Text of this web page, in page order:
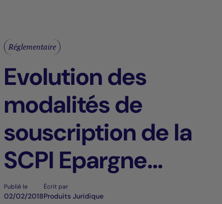
Réglementaire
Evolution des
modalités de
souscription de la
SCPI Epargne
Foncière
Publié le
02/02/2018
Écrit par
Produits Juridique